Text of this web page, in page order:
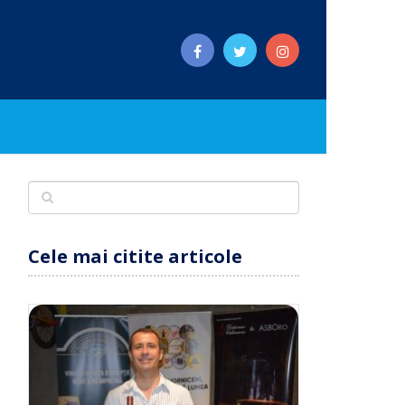
Cele mai citite articole